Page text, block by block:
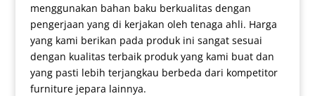
menggunakan bahan baku berkualitas dengan
pengerjaan yang di kerjakan oleh tenaga ahli. Harga
yang kami berikan pada produk ini sangat sesuai
dengan kualitas terbaik produk yang kami buat dan
yang pasti lebih terjangkau berbeda dari kompetitor
furniture jepara lainnya.